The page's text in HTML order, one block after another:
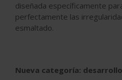
diseñada específicamente
perfectamente las
esmaltado.
Nueva categoría: